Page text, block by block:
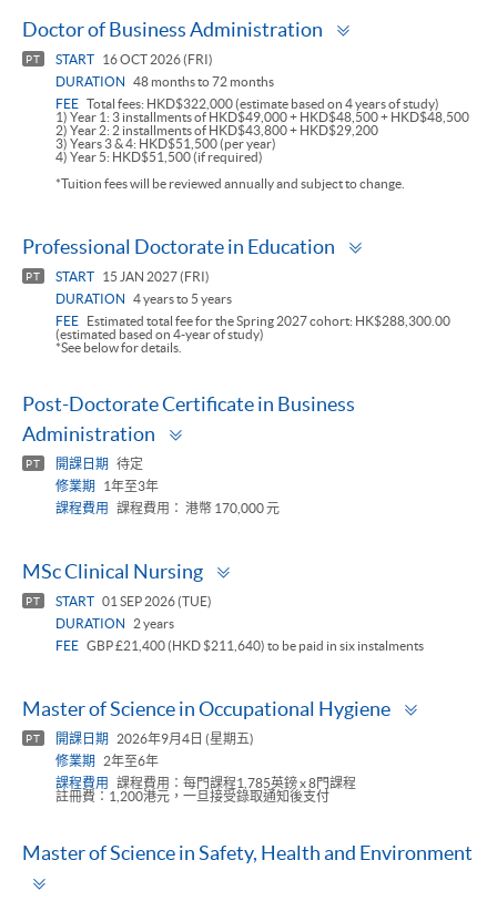
Doctor of Business Administration
PT START
16 OCT 2026 (FRI)
DURATION
48 months to 72 months
FEE Total fees: HKD$322,000 (estimate based on 4 years of study)
1) Year 1: 3 installments of HKD$49,000 + HKD$48,500 + HKD$48,500
2) Year 2: 2 installments of HKD$43,800 + HKD$29,200
3) Years 3 & 4: HKD$51,500 (per year)
4) Year 5: HKD$51,500 (if required)
*Tuition fees will be reviewed annually and subject to change.
Professional Doctorate in Education
PT START
15 JAN 2027 (FRI)
DURATION
4 years to 5 years
FEE
Estimated total fee for the Spring 2027 cohort: HK$288,300.00
(estimated based on 4-year of study)
*See below for details.
Post-Doctorate Certificate in Business
Administration
PT 開課日期
待定
修業期
1年至3年
課程費用
課程費用： 港幣 170,000 元
MSc Clinical Nursing
PT START 01 SEP 2026 (TUE)
DURATION
2 years
FEE GBP £21,400 (HKD $211,640) to be paid in six instalments
Master of Science in Occupational Hygiene
PT 開課日期
2026年9月4日 (星期五)
修業期
2年至6年
課程費用
課程費用：每門課程1,785英鎊 x 8門課程
註冊費：1,200港元，一旦接受錄取通知後支付
Master of Science in Safety, Health and Environment